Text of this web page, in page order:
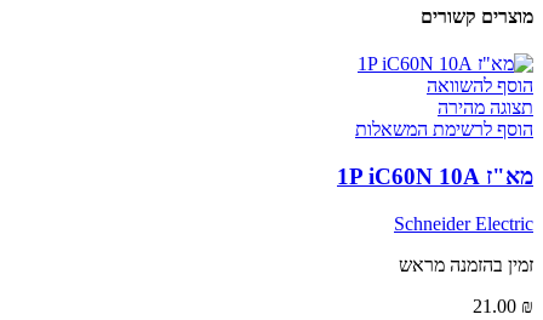
מוצרים קשורים
הוסף להשוואה
תצוגה מהירה
הוסף לרשימת המשאלות
מא"ז 1P iC60N 10A
Schneider Electric
זמין בהזמנה מראש
21.00 ₪